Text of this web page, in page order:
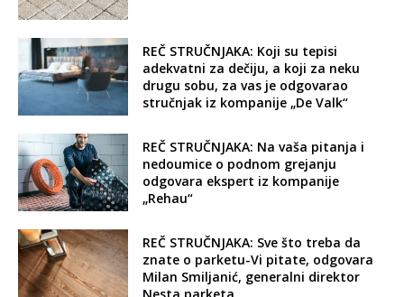
REČ STRUČNJAKA: Koji su tepisi
adekvatni za dečiju, a koji za neku
drugu sobu, za vas je odgovarao
stručnjak iz kompanije „De Valk“
REČ STRUČNJAKA: Na vaša pitanja i
nedoumice o podnom grejanju
odgovara ekspert iz kompanije
„Rehau“
REČ STRUČNJAKA: Sve što treba da
znate o parketu-Vi pitate, odgovara
Milan Smiljanić, generalni direktor
Nesta parketa